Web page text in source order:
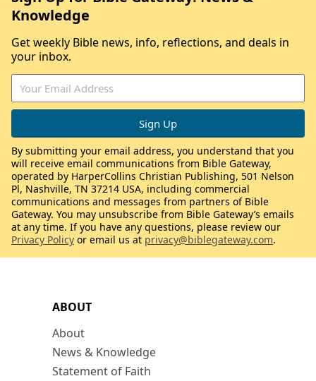
ABOUT
About
News & Knowledge
Statement of Faith
Knowledge
Get weekly Bible news, info, reflections, and deals in
your inbox.
By submitting your email address, you understand that you
will receive email communications from Bible Gateway,
operated by HarperCollins Christian Publishing, 501 Nelson
Pl, Nashville, TN 37214 USA, including commercial
communications and messages from partners of Bible
Gateway. You may unsubscribe from Bible Gateway’s emails
at any time. If you have any questions, please review our
Privacy Policy or email us at privacy@biblegateway.com.